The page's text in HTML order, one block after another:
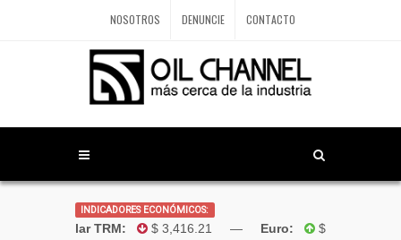
NOSOTROS DENUNCIE CONTACTO
INDICADORES ECONÓMICOS:
Dólar TRM: $ 3,416.21 — Euro: $4,181.96